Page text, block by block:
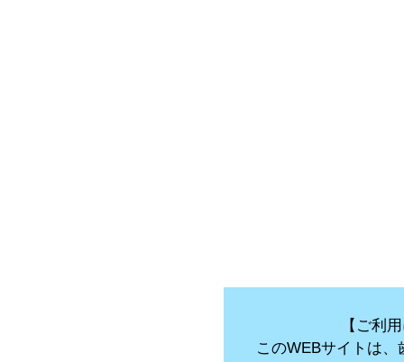
【ご利
このWEBサイトは